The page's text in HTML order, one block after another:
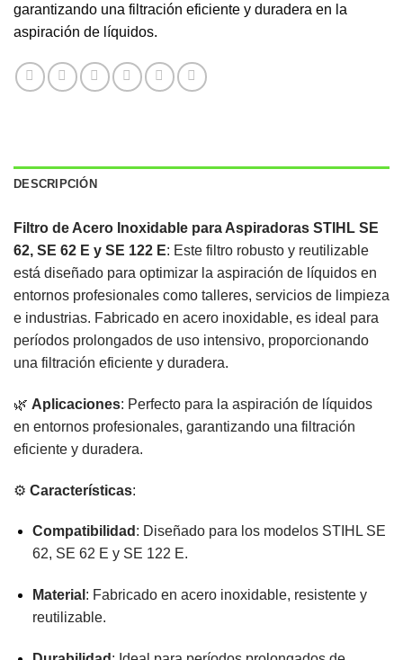
garantizando una filtración eficiente y duradera en la
aspiración de líquidos.
DESCRIPCIÓN
Filtro de Acero Inoxidable para Aspiradoras STIHL SE
62, SE 62 E y SE 122 E: Este filtro robusto y reutilizable
está diseñado para optimizar la aspiración de líquidos en
entornos profesionales como talleres, servicios de limpieza
e industrias. Fabricado en acero inoxidable, es ideal para
períodos prolongados de uso intensivo, proporcionando
una filtración eficiente y duradera.
🌿 Aplicaciones: Perfecto para la aspiración de líquidos
en entornos profesionales, garantizando una filtración
eficiente y duradera.
⚙️ Características:
Compatibilidad : Diseñado para los modelos STIHL SE
62, SE 62 E y SE 122 E.
Material : Fabricado en acero inoxidable, resistente y
reutilizable.